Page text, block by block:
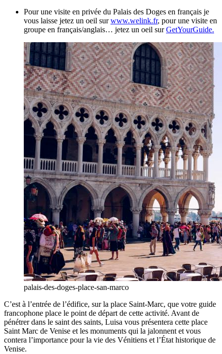
Pour une visite en privée du Palais des Doges en français je
vous laisse jetez un oeil surwww.welink.fr, pour une visite en
groupe en français/anglais… jetez un oeil surGetYourGuide.
palais-des-doges-place-san-marco
C’est à l’entrée de l’édifice, sur la place Saint-Marc, que votre guide
francophone place le point de départ de cette activité. Avant de
pénétrer dans le saint des saints, Luisa vous présentera cette place
Saint Marc de Venise et les monuments qui la jalonnent et vous
contera l’importance pour la vie des Vénitiens et l’État historique de
Venise.